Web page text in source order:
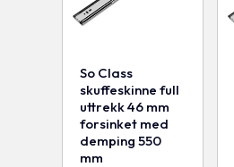
So Class
skuffeskinne full
uttrekk 46 mm
forsinket med
demping 550
mm